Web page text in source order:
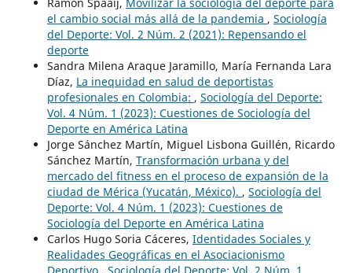
el cambio social más allá de la pandemia , Sociología
del Deporte: Vol. 2 Núm. 2 (2021): Repensando el
deporte
Sandra Milena Araque Jaramillo, María Fernanda Lara
Díaz, La inequidad en salud de deportistas
profesionales en Colombia: , Sociología del Deporte:
Vol. 4 Núm. 1 (2023): Cuestiones de Sociología del
Deporte en América Latina
Jorge Sánchez Martín, Miguel Lisbona Guillén, Ricardo
Sánchez Martín, Transformación urbana y del
mercado del fitness en el proceso de expansión de la
ciudad de Mérica (Yucatán, México). , Sociología del
Deporte: Vol. 4 Núm. 1 (2023): Cuestiones de
Sociología del Deporte en América Latina
Carlos Hugo Soria Cáceres, Identidades Sociales y
Realidades Geográficas en el Asociacionismo
Deportivo , Sociología del Deporte: Vol. 2 Núm. 1